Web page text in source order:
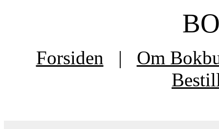
Forsiden |
Om